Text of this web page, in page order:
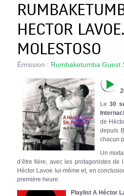
HECTOR
MOLESTOSO
Émission : Rumbaketumba Guest
Le30
de
depuis
chacun
Un
d’être fière, avec les protagonistes
Héctor Lavoe lui-même et, en
première heure.
Playlist A Héctor